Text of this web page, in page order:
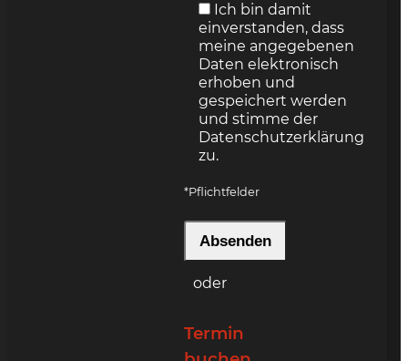
Ich bin damit
einverstanden, dass
meine angegebenen
Daten elektronisch
erhoben und
gespeichert werden
und stimme der
Datenschutzerklärung
zu.
*Pflichtfelder
Bitte lasse dieses Feld leer.
Bitte lasse dieses Feld leer.
Bitte lasse dieses Feld leer.
oder
Termin